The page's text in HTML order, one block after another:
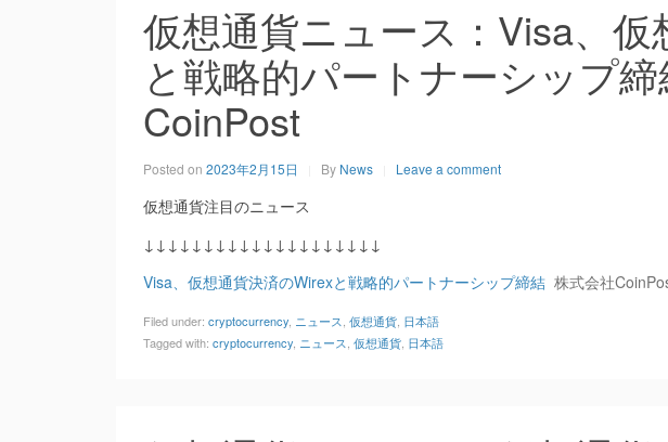
仮想通貨ニュース：Visa、
と戦略的パートナーシップ
CoinPost
Posted on 2023年2月15日 By News Leave a comment
仮想通貨注目のニュース
↓↓↓↓↓↓↓↓↓↓↓↓↓↓↓↓↓↓↓↓
Visa、仮想通貨決済のWirexと戦略的パートナーシップ締結 株式会社
Filed under: cryptocurrency ニュース 仮想通貨 日本語
Tagged with: cryptocurrency ニュース 仮想通貨 日本語